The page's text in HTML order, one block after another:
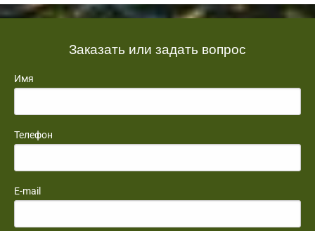
Заказать или задать вопрос
Имя
Телефон
E-mail